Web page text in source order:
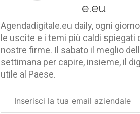
e.eu
Agendadigitale.eu daily, ogni
le uscite e i temi più caldi spiegati
nostre firme. Il sabato il meglio
settimana per capire, insieme, il
utile al Paese.
aziendale